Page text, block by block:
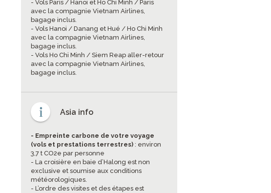
- Vols Paris / Hanoi et Ho Chi Minh / Paris
avec la compagnie Vietnam Airlines,
bagage inclus.
- Vols Hanoi / Danang et Hué / Ho Chi Minh
avec la compagnie Vietnam Airlines,
bagage inclus.
- Vols Ho Chi Minh / Siem Reap aller-retour
avec la compagnie Vietnam Airlines,
bagage inclus.
Asia info
- Empreinte carbone de votre voyage
(vols et prestations terrestres) : environ
3,7 t CO2e par personne
- La croisière en baie d’Halong est non
exclusive et soumise aux conditions
météorologiques.
- L’ordre des visites et des étapes est